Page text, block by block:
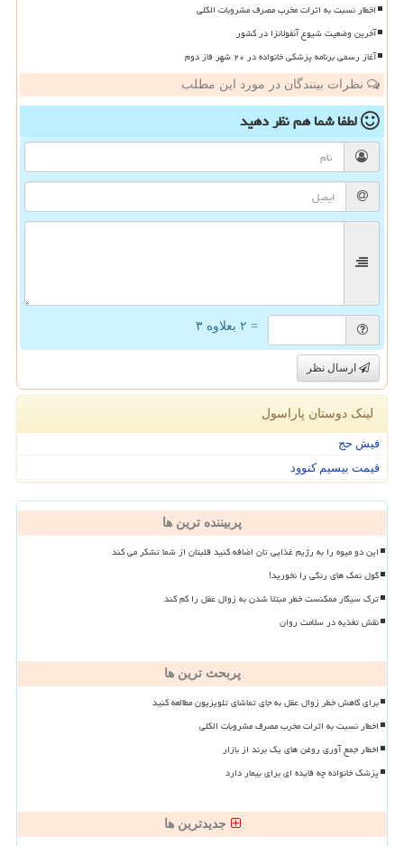
اخطار نسبت به اثرات مخرب مصرف مشروبات الکلی
آخرین وضعیت شیوع آنفولانزا در کشور
آغاز رسمی برنامه پزشکی خانواده در ۲۰ شهر فاز دوم
نظرات بینندگان در مورد این مطلب
لطفا شما همنظر دهید
= ۲ بعلاوه ۳
ارسال نظر
لینک دوستان پاراسول
فیش حج
قیمت بیسیم کنوود
پربیننده ترین ها
این دو میوه را به رژیم غذایی تان اضافه کنید قلبتان از شما تشکر می کند
گول نمک های رنگی را نخورید!
ترک سیگار ممکنست خطر مبتلا شدن به زوال عقل را کم کند
نقش تغذیه در سلامت روان
پربحث ترین ها
برای کاهش خطر زوال عقل به جای تماشای تلویزیون مطالعه کنید
اخطار نسبت به اثرات مخرب مصرف مشروبات الکلی
اخطار جمع آوری روغن های یک برند از بازار
پزشک خانواده چه فایده ای برای بیمار دارد
جدیدترین ها